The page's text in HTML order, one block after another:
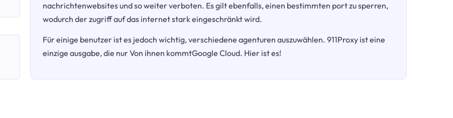
nachrichtenwebsites und so weiter verboten. Es gilt ebenfalls, einen bestimmten port zu sperren,
wodurch der zugriff auf das internet stark eingeschränkt wird.
Für einige benutzer ist es jedoch wichtig, verschiedene agenturen auszuwählen. 911Proxy ist eine
einzige ausgabe, die nur Von ihnen kommtGoogle Cloud. Hier ist es!